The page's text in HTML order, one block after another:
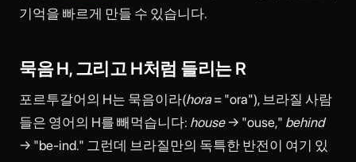
기억을 빠르게 만들 수 있습니다.
묵음 H, 그리고 H처럼 들리는 R
포르투갈어의 H는 묵음이라(hora= "ora"), 브라질 사람
들은 영어의 H를 빼먹습니다: house→ "ouse," behind
→ "be-ind." 그런데 브라질만의 독특한 반전이 여기 있